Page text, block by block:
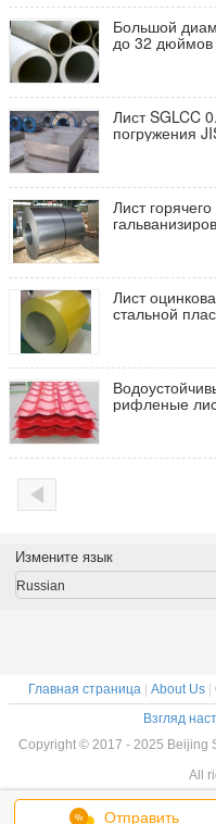
Большой
до 32 дюймов
Лист SGLCC
погружения
Лист
нул
Лист
стальной
рифленые
Отправить
Измените язык
Russian
Главная страница About Us
Взгляд
Copyright © 2017 - 2025 Beijing
All